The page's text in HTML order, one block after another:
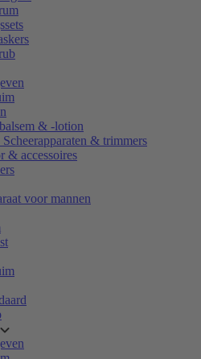
& -lotion
& trimmers
& accessoires
voor mannen